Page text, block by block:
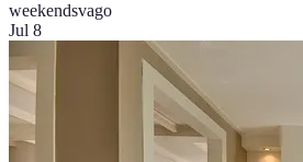
weekendsvago
Jul 8